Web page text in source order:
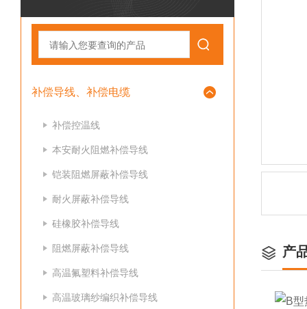
补偿导线、补偿电缆
补偿控温线
本安耐火阻燃补偿导线
铠装阻燃屏蔽补偿导线
耐火屏蔽补偿导线
硅橡胶补偿导线
阻燃屏蔽补偿导线
高温氟塑料补偿导线
高温玻璃纱编织补偿导线
产